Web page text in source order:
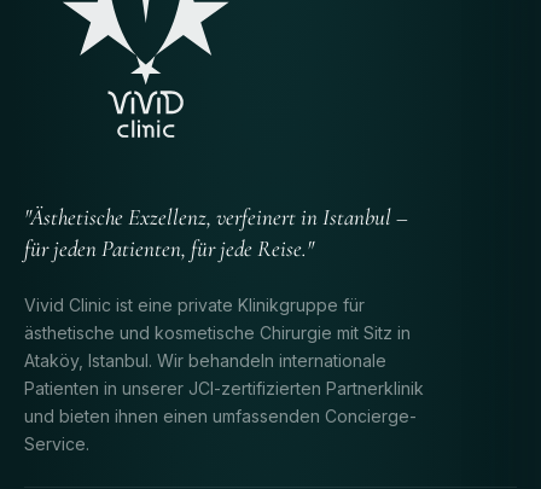
"Ästhetische Exzellenz, verfeinert in Istanbul –
für jeden Patienten, für jede Reise."
Vivid Clinic ist eine private Klinikgruppe für
ästhetische und kosmetische Chirurgie mit Sitz in
Ataköy, Istanbul. Wir behandeln internationale
Patienten in unserer JCI-zertifizierten Partnerklinik
und bieten ihnen einen umfassenden Concierge-
Service.